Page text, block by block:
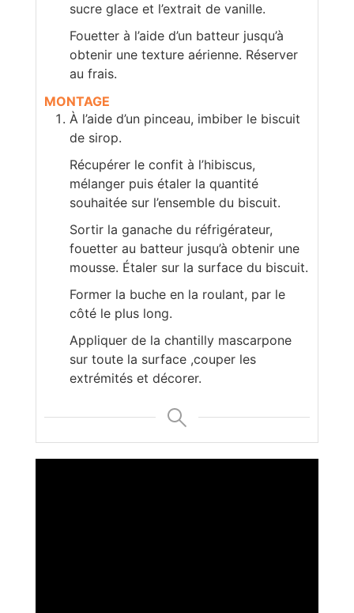
sucre glace et l’extrait de vanille.
Fouetter à l’aide d’un batteur jusqu’à
obtenir une texture aérienne. Réserver
au frais.
MONTAGE
À l’aide d’un pinceau, imbiber le biscuit
de sirop.
Récupérer le confit à l’hibiscus,
mélanger puis étaler la quantité
souhaitée sur l’ensemble du biscuit.
Sortir la ganache du réfrigérateur,
fouetter au batteur jusqu’à obtenir une
mousse. Étaler sur la surface du biscuit.
Former la buche en la roulant, par le
côté le plus long.
Appliquer de la chantilly mascarpone
sur toute la surface ,couper les
extrémités et décorer.